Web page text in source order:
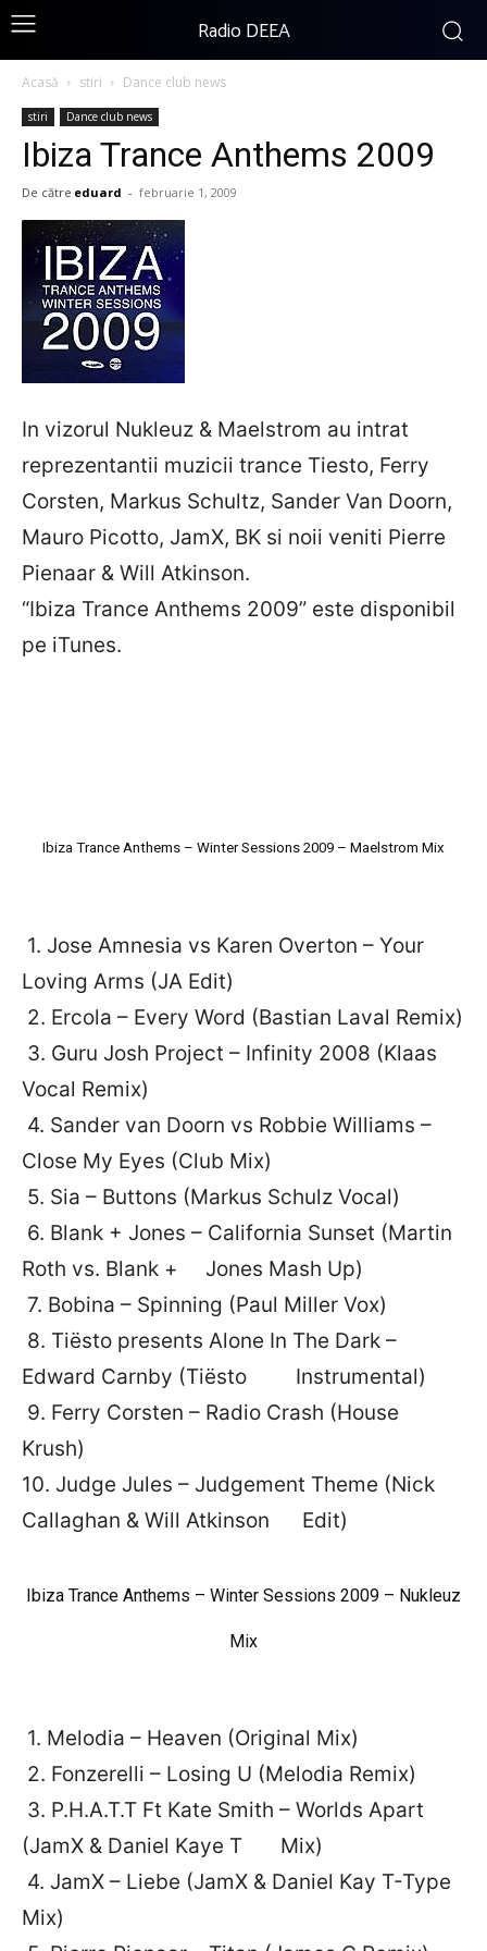
Radio DEEA
Acasă stiri Dance club news
stiri Dance club news
Ibiza Trance Anthems 2009
De către eduard - februarie 1, 2009
In vizorul Nukleuz & Maelstrom au intrat
reprezentantii muzicii trance Tiesto, Ferry
Corsten, Markus Schultz, Sander Van Doorn,
Mauro Picotto, JamX, BK si noii veniti Pierre
Pienaar & Will Atkinson.
“Ibiza Trance Anthems 2009” este disponibil
pe iTunes.
Ibiza Trance Anthems – Winter Sessions 2009 – Maelstrom Mix
1. Jose Amnesia vs Karen Overton – Your
Loving Arms (JA Edit)
2. Ercola – Every Word (Bastian Laval Remix)
3. Guru Josh Project – Infinity 2008 (Klaas
Vocal Remix)
4. Sander van Doorn vs Robbie Williams –
Close My Eyes (Club Mix)
5. Sia – Buttons (Markus Schulz Vocal)
6. Blank + Jones – California Sunset (Martin
Roth vs. Blank + Jones Mash Up)
7. Bobina – Spinning (Paul Miller Vox)
8. Tiësto presents Alone In The Dark –
Edward Carnby (Tiësto Instrumental)
9. Ferry Corsten – Radio Crash (House
Krush)
10. Judge Jules – Judgement Theme (Nick
Callaghan & Will Atkinson Edit)
Ibiza Trance Anthems – Winter Sessions 2009 – Nukleuz
Mix
1. Melodia – Heaven (Original Mix)
2. Fonzerelli – Losing U (Melodia Remix)
3. P.H.A.T.T Ft Kate Smith – Worlds Apart
(JamX & Daniel Kaye T Mix)
4. JamX – Liebe (JamX & Daniel Kay T-Type
Mix)